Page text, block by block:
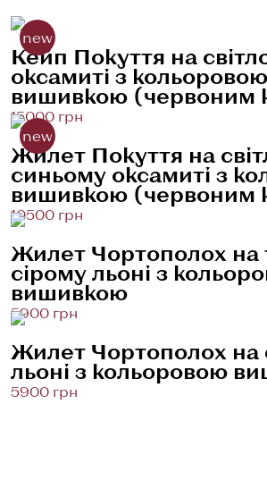
Кейп Покуття на
оксамиті з кольоровою
вишивкою (червоним
15000 грн
new
Жилет Покуття на
синьому оксамиті з
вишивкою (червоним
10500 грн
new
Жилет Чортополох на
сірому льоні з
вишивкою
5900 грн
Жилет Чортополох на
льоні з кольоровою
5900 грн